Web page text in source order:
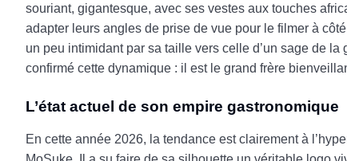
souriant, gigantesque, avec ses vestes aux touches
adapter leurs angles de prise de vue pour le filmer à
un peu intimidant par sa taille vers celle d’un sage de
confirmé cette dynamique : il est le grand frère
L’état actuel de son empire gastronomique
En cette année 2026, la tendance est clairement à